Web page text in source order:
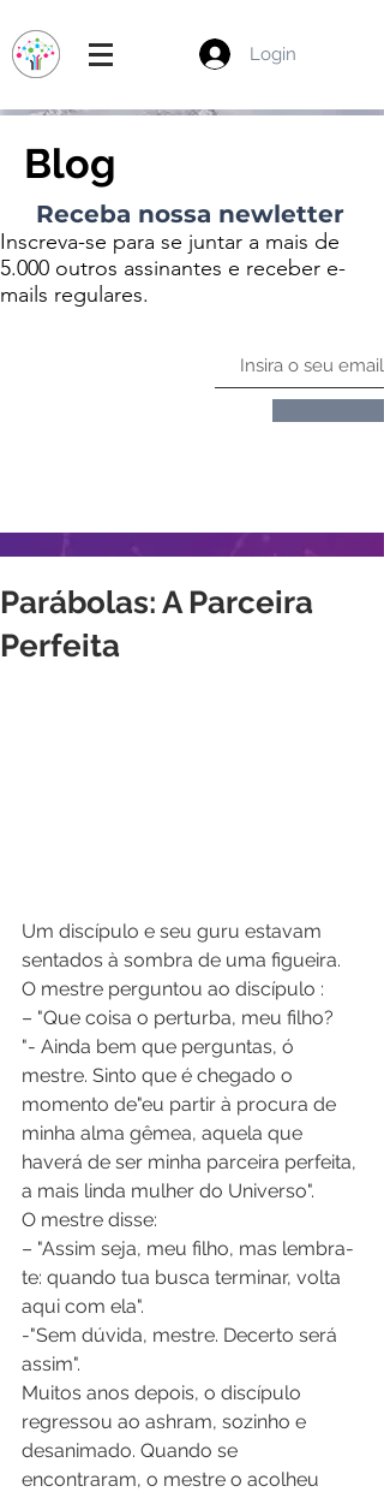
Login
Blog
Receba nossa newletter
Inscreva-se para se juntar a mais de
5.000 outros assinantes e receber e-
mails regulares.
Parábolas: A Parceira
Perfeita
Um discípulo e seu guru estavam
sentados à sombra de uma figueira.
O mestre perguntou ao discípulo :
– "Que coisa o perturba, meu filho?
"- Ainda bem que perguntas, ó
mestre. Sinto que é chegado o
momento de"eu partir à procura de
minha alma gêmea, aquela que
haverá de ser minha parceira perfeita,
a mais linda mulher do Universo".
O mestre disse:
– "Assim seja, meu filho, mas lembra-
te: quando tua busca terminar, volta
aqui com ela".
-"Sem dúvida, mestre. Decerto será
assim".
Muitos anos depois, o discípulo
regressou ao ashram, sozinho e
desanimado. Quando se
encontraram, o mestre o acolheu